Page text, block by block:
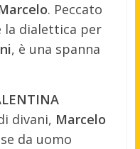
. Peccato
la dialettica per
, è una spanna
divani, Marcelo
da uomo